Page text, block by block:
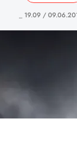
_ 19.09 /